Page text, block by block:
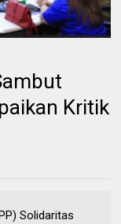
Kritik
Solidaritas